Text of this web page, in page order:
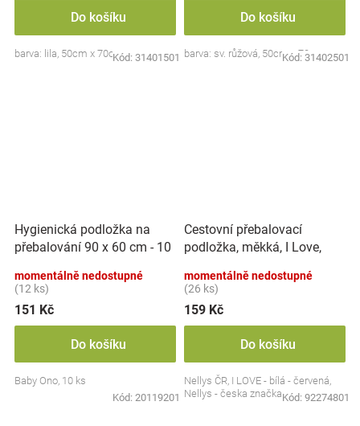
Do košíku
barva: lila, 50cm x 70cmKód: 31401501
Do košíku
barva: sv. růžová, 50cm x 70cm
Kód: 31402501
Hygienická podložka na
přebalování 90 x 60 cm - 10
momentálně nedostupné
(12 ks)
151 Kč
Do košíku
Baby Ono, 10 ks
Kód: 20119201
Cestovní přebalovací
podložka, měkká, I Love,
červena
momentálně nedostupné
(26 ks)
159 Kč
Do košíku
Nellys ČR, I LOVE - bílá - červená,
Nellys - česka značkaKód: 92274801